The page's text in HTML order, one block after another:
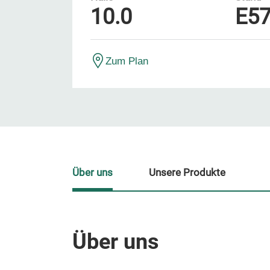
10.0
Zum Plan
Über uns
Über uns Unsere Produkte